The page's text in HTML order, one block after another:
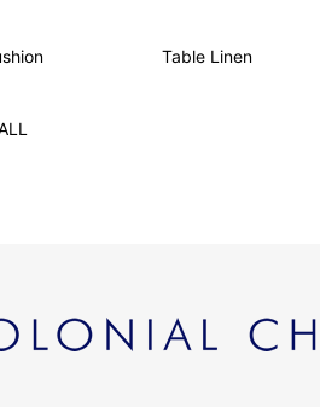
Table Linen